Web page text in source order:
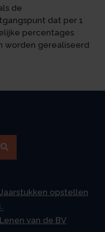
de
dat per 1
percentages
worden gerealiseerd
Jaarstukken opstellen
Lenen van de BV